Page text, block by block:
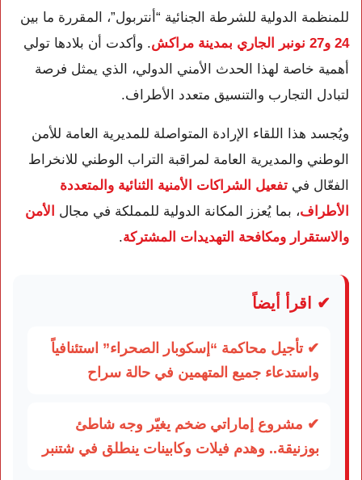
للمنظمة الدولية للشرطة الجنائية “أنتربول”، المقررة ما بين
24 و27 نونبر الجاري بمدينة مراكش
. وأكدت أن بلادها تولي
أهمية خاصة لهذا الحدث الأمني الدولي، الذي يمثل فرصة
لتبادل التجارب والتنسيق متعدد الأطراف.
ويُجسد هذا اللقاء الإرادة المتواصلة للمديرية العامة للأمن
الوطني والمديرية العامة لمراقبة التراب الوطني للانخراط
الفعّال في تفعيل الشراكات الأمنية الثنائية والمتعددة
الأطراف، بما يُعزز المكانة الدولية للمملكة في مجال
الأمن
والاستقرار ومكافحة التهديدات المشتركة.
✔ اقرأ أيضاً
✔ تأجيل محاكمة “إسكوبار الصحراء” استئنافياً
واستدعاء جميع المتهمين في حالة سراح
✔ مشروع إماراتي ضخم يغيّر وجه شاطئ
بوزنيقة.. وهدم فيلات وكابينات ينطلق في شتنبر